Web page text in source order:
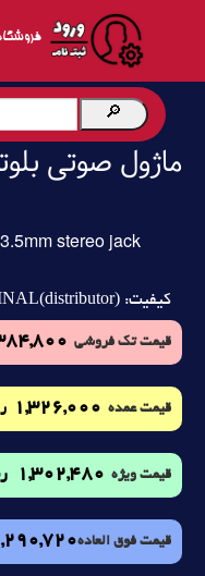
ماژول صوتی
stereo jack
کیفیت:
قیمت تک فروشی
قیمت عمده 1,326,000
قیمت ویژه 1,302,480
قیمت فوق العاده